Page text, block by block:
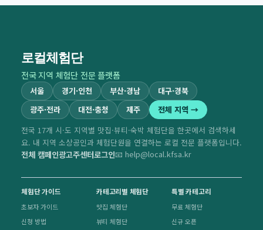
로컬체험단
전국 지역 체험단 전문 플랫폼
서울 경기·인천 부산·경남
대구·경북
광주·전라
대전·충청 제주
전체 지역 →
전국 17개 시·도 지역별 맛집·뷰티·숙박 체험단을 한곳에서 검색하세
요. 내 지역 소상공인과 체험단원을 연결하는 로컬 전문 플랫폼입니다.
전체 캠페인광고주센터로그인📧 help@local.kfsa.kr
체험단 가이드
초보자 가이드
신청 방법
카테고리별 체험단
맛집 체험단
뷰티 체험단
특별 카테고리
무료 체험단
신규 오픈